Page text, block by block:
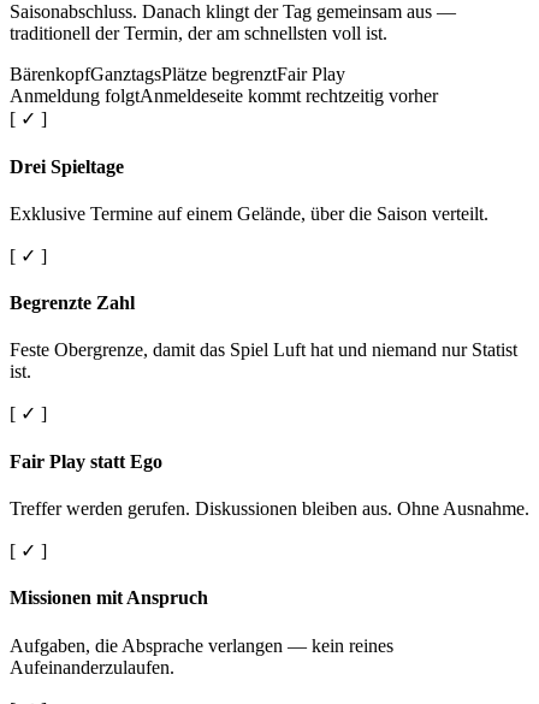
Saisonabschluss. Danach klingt der Tag gemeinsam aus —
traditionell der Termin, der am schnellsten voll ist.
BärenkopfGanztagsPlätze begrenztFair Play
Anmeldung folgtAnmeldeseite kommt rechtzeitig vorher
[ ✓ ]
Drei Spieltage
Exklusive Termine auf einem Gelände, über die Saison verteilt.
[ ✓ ]
Begrenzte Zahl
Feste Obergrenze, damit das Spiel Luft hat und niemand nur Statist
ist.
[ ✓ ]
Fair Play statt Ego
Treffer werden gerufen. Diskussionen bleiben aus. Ohne Ausnahme.
[ ✓ ]
Missionen mit Anspruch
Aufgaben, die Absprache verlangen — kein reines
Aufeinanderzulaufen.